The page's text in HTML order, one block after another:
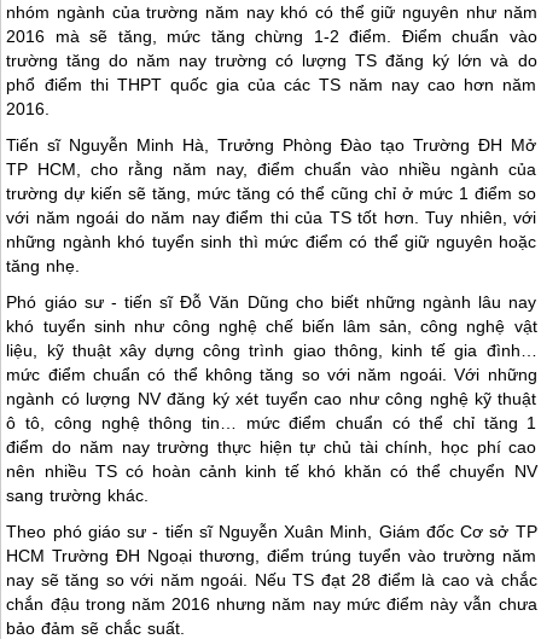
nhóm ngành của trường năm nay khó có thể giữ nguyên như năm
2016 mà sẽ tăng, mức tăng chừng 1-2 điểm. Điểm chuẩn vào
trường tăng do năm nay trường có lượng TS đăng ký lớn và do
phổ điểm thi THPT quốc gia của các TS năm nay cao hơn năm
2016.
Tiến sĩ Nguyễn Minh Hà, Trưởng Phòng Đào tạo Trường ĐH Mở
TP HCM, cho rằng năm nay, điểm chuẩn vào nhiều ngành của
trường dự kiến sẽ tăng, mức tăng có thể cũng chỉ ở mức 1 điểm so
với năm ngoái do năm nay điểm thi của TS tốt hơn. Tuy nhiên, với
những ngành khó tuyển sinh thì mức điểm có thể giữ nguyên hoặc
tăng nhẹ.
Phó giáo sư - tiến sĩ Đỗ Văn Dũng cho biết những ngành lâu nay
khó tuyển sinh như công nghệ chế biến lâm sản, công nghệ vật
liệu, kỹ thuật xây dựng công trình giao thông, kinh tế gia đình…
mức điểm chuẩn có thể không tăng so với năm ngoái. Với những
ngành có lượng NV đăng ký xét tuyển cao như công nghệ kỹ thuật
ô tô, công nghệ thông tin… mức điểm chuẩn có thể chỉ tăng 1
điểm do năm nay trường thực hiện tự chủ tài chính, học phí cao
nên nhiều TS có hoàn cảnh kinh tế khó khăn có thể chuyển NV
sang trường khác.
Theo phó giáo sư - tiến sĩ Nguyễn Xuân Minh, Giám đốc Cơ sở TP
HCM Trường ĐH Ngoại thương, điểm trúng tuyển vào trường năm
nay sẽ tăng so với năm ngoái. Nếu TS đạt 28 điểm là cao và chắc
chắn đậu trong năm 2016 nhưng năm nay mức điểm này vẫn chưa
bảo đảm sẽ chắc suất.